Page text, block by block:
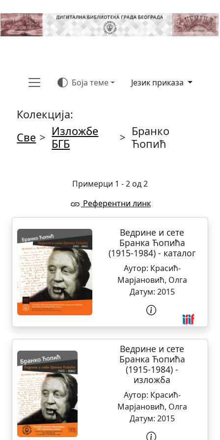
Боја теме Језик приказа
Колекција:
Све > Изложбе
БГБ
> Бранко
Ћопић
Примерци 1 - 2 од 2
Референтни линк
Ведрине и сете
Бранка Ћопића
(1915-1984) - каталог
Аутор: Красић-
Марјановић, Олга
Датум: 2015
Ведрине и сете
Бранка Ћопића
(1915-1984) -
изложба
Аутор: Красић-
Марјановић, Олга
Датум: 2015